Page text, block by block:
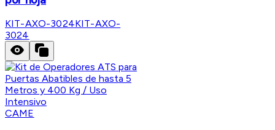
KIT-AXO-3024KIT-AXO-
3024
CAME